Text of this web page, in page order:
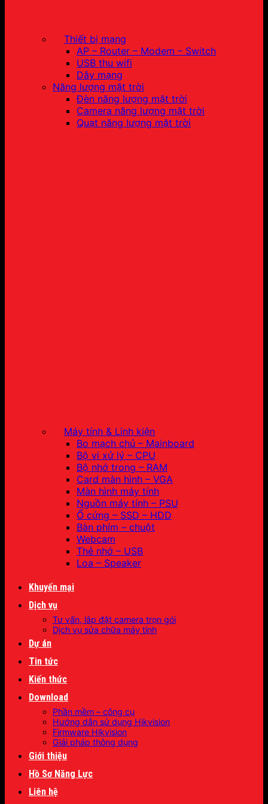
Thiết bị mạng
AP – Router – Modem – Switch
USB thu wifi
Dây mạng
Năng lượng mặt trời
Đèn năng lượng mặt trời
Camera năng lượng mặt trời
Quạt năng lượng mặt trời
Máy tính & Linh kiện
Bo mạch chủ – Mainboard
Bộ vi xử lý – CPU
Bộ nhớ trong – RAM
Card màn hình – VGA
Màn hình máy tính
Nguồn máy tính – PSU
Ổ cứng – SSD – HDD
Bàn phím – chuột
Webcam
Thẻ nhớ – USB
Loa – Speaker
Khuyến mại
Dịch vụ
Tư vấn, lắp đặt camera trọn gói
Dịch vụ sửa chữa máy tính
Dự án
Tin tức
Kiến thức
Download
Phần mềm – công cụ
Hướng dẫn sử dụng Hikvision
Firmware Hikvision
Giải pháp thông dụng
Giới thiệu
Hồ Sơ Năng Lực
Liên hệ